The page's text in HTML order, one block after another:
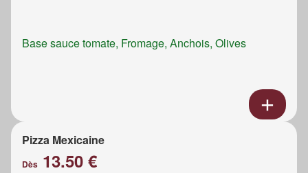
Base sauce tomate, Fromage, Anchois, Olives
Pizza Mexicaine
Dès 13.50 €